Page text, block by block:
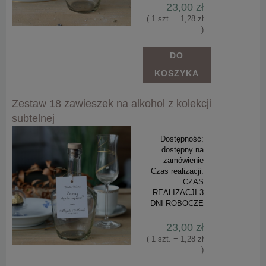
23,00 zł
( 1 szt. = 1,28 zł
)
DO
KOSZYKA
Zestaw 18 zawieszek na alkohol z kolekcji
subtelnej
Dostępność:
dostępny na
zamówienie
Czas realizacji:
CZAS
REALIZACJI 3
DNI ROBOCZE
23,00 zł
( 1 szt. = 1,28 zł
)